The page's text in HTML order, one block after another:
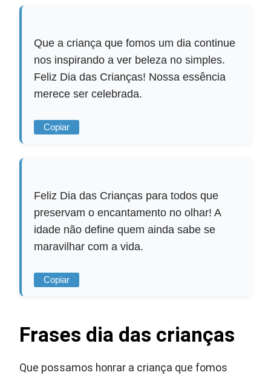
Que a criança que fomos um dia continue
nos inspirando a ver beleza no simples.
Feliz Dia das Crianças! Nossa essência
merece ser celebrada.
Copiar
Feliz Dia das Crianças para todos que
preservam o encantamento no olhar! A
idade não define quem ainda sabe se
maravilhar com a vida.
Copiar
Frases dia das crianças
Que possamos honrar a criança que fomos